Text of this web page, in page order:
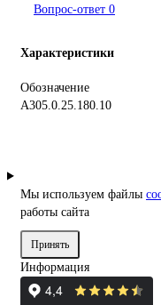
Вопрос-ответ 0
Характеристики
Обозначение
A305.0.25.180.10
Мы используем файлы
работы сайта
Принять
Информация